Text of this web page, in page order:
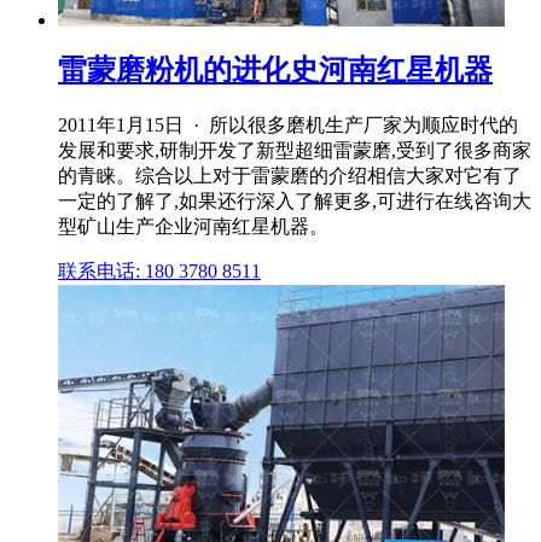
雷蒙磨粉机的进化史河南红星机器
2011年1月15日 · 所以很多磨机生产厂家为顺应时代的
发展和要求,研制开发了新型超细雷蒙磨,受到了很多商家
的青睐。综合以上对于雷蒙磨的介绍相信大家对它有了
一定的了解了,如果还行深入了解更多,可进行在线咨询大
型矿山生产企业河南红星机器。
联系电话: 180 3780 8511